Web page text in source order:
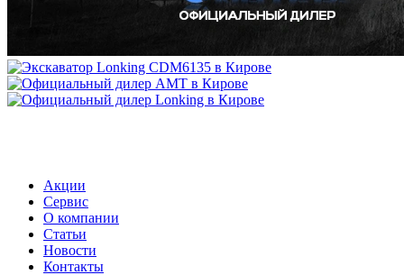
Акции
Сервис
О компании
Статьи
Новости
Контакты